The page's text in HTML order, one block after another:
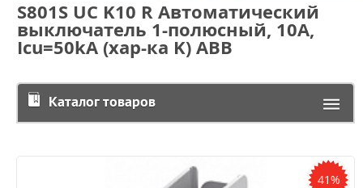
S801S UC K10 R Автоматический
выключатель 1-полюсный, 10А,
Icu=50kA (хар-ка K) ABB
Каталог товаров
41%